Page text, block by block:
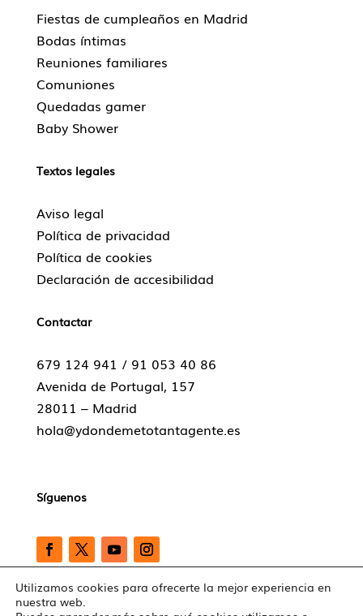
Fiestas de cumpleaños en Madrid
Bodas íntimas
Reuniones familiares
Comuniones
Quedadas gamer
Baby Shower
Textos legales
Aviso legal
Política de privacidad
Política de cookies
Declaración de accesibilidad
Contactar
679 124 941 / 91 053 40 86
Avenida de Portugal, 157
28011 – Madrid
hola@ydondemetotantagente.es
Síguenos
Copyright © 2026 ydondemetotantagente |
Utilizamos cookies para ofrecerte la mejor experiencia en
nuestra web.